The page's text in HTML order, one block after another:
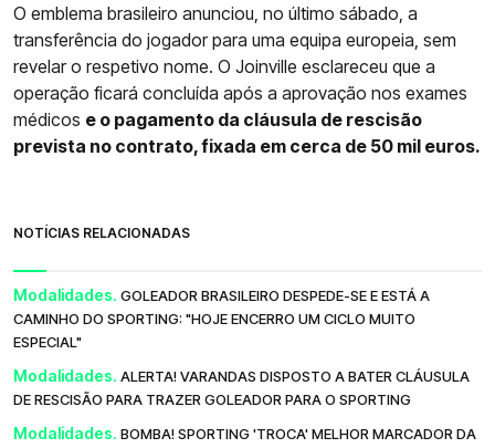
O emblema brasileiro anunciou, no último sábado, a
transferência do jogador para uma equipa europeia, sem
revelar o respetivo nome. O Joinville esclareceu que a
operação ficará concluída após a aprovação nos exames
médicos e o pagamento da cláusula de rescisão
prevista no contrato, fixada em cerca de 50 mil euros.
NOTÍCIAS RELACIONADAS
Modalidades. GOLEADOR BRASILEIRO DESPEDE-SE E ESTÁ A
CAMINHO DO SPORTING: "HOJE ENCERRO UM CICLO MUITO
ESPECIAL"
Modalidades. ALERTA! VARANDAS DISPOSTO A BATER CLÁUSULA
DE RESCISÃO PARA TRAZER GOLEADOR PARA O SPORTING
Modalidades. BOMBA! SPORTING 'TROCA' MELHOR MARCADOR DA